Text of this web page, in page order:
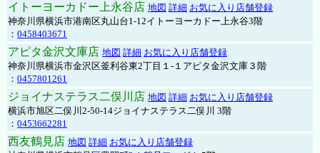
イトーヨーカドー上永谷店 地図 詳細 お気に入り店舗登録
神奈川県横浜市港南区丸山台1-12イトーヨーカドー上永谷3階
： 0458403671
アピタ金沢文庫店 地図 詳細 お気に入り店舗登録
神奈川県横浜市金沢区釜利谷東2丁目１-１アピタ金沢文庫３階
： 0457801261
ジョイナステラス二俣川店 地図 詳細 お気に入り店舗登録
横浜市旭区二俣川2-50-14ジョイナステラス二俣川 3階
： 0453662281
西友鶴見店 地図 詳細 お気に入り店舗登録